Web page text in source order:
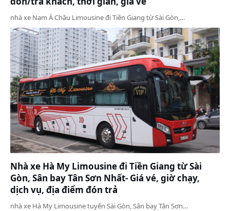
nhà xe Nam Á Châu Limousine đi Tiền Giang từ Sài Gòn,…
Nhà xe Hà My Limousine đi Tiền Giang từ Sài
Gòn, Sân bay Tân Sơn Nhất- Giá vé, giờ chạy,
dịch vụ, địa điểm đón trả
nhà xe Hà My Limousine tuyến Sài Gòn, Sân bay Tân Sơn…